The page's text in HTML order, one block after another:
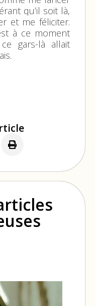
qu’il soit là,
et me féliciter.
à ce moment
gars-là allait